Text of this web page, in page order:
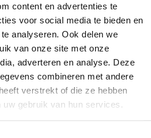
content en advertenties te
voor social media te bieden en
analyseren. Ook delen we
van onze site met onze
adverteren en analyse. Deze
combineren met andere
verstrekt of die ze hebben
gebruik van hun services.
keine Sorge.
weiterhelfen
haben, die unsere